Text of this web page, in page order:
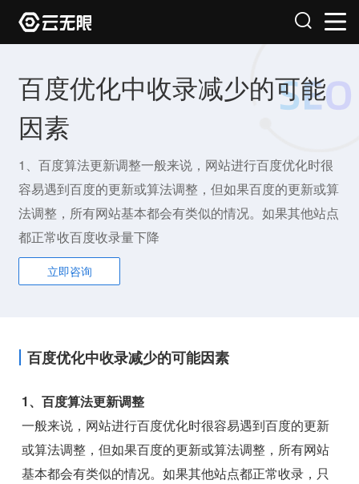
百度优化中收录减少的可能
因素
1、百度算法更新调整一般来说，网站进行百度优化时很
容易遇到百度的更新或算法调整，但如果百度的更新或算
法调整，所有网站基本都会有类似的情况。如果其他站点
都正常收百度收录量下降
立即咨询
百度优化中收录减少的可能因素
1、百度算法更新调整
一般来说，网站进行百度优化时很容易遇到百度的更新
或算法调整，但如果百度的更新或算法调整，所有网站
基本都会有类似的情况。如果其他站点都正常收录，只